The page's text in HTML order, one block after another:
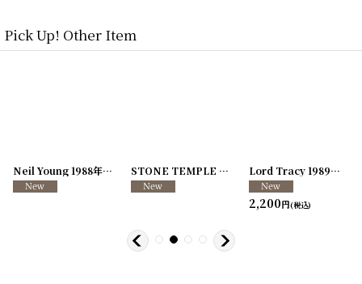
Pick Up! Other Item
[250726-04] [250726-31
Neil Young 1988年 This Note's For You Tour 250117-70]
STONE TEMPLE PILOTS 1996-1997年 TOUR96/97 Lord Tracy 1989年 Deaf Gods of Babylon Tour
2,200円(税込)